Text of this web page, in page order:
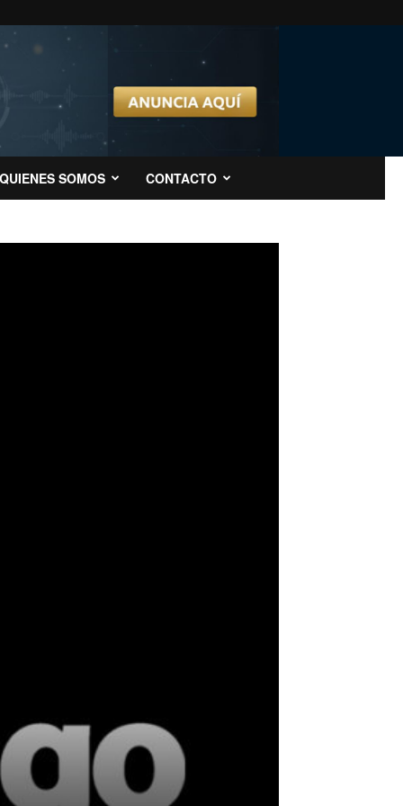
QUIENES SOMOS CONTACTO